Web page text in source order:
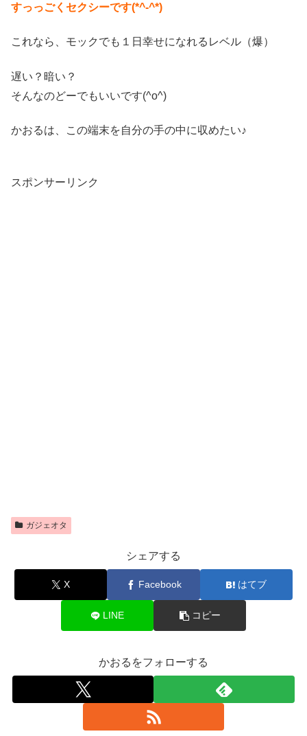
すっっごくセクシーです(*^-^*)
これなら、モックでも１日幸せになれるレベル（爆）
遅い？暗い？
そんなのどーでもいいです(^o^)
かおるは、この端末を自分の手の中に収めたい♪
スポンサーリンク
ガジェオタ
シェアする
X Facebook はてブ
LINE コピー
かおるをフォローする